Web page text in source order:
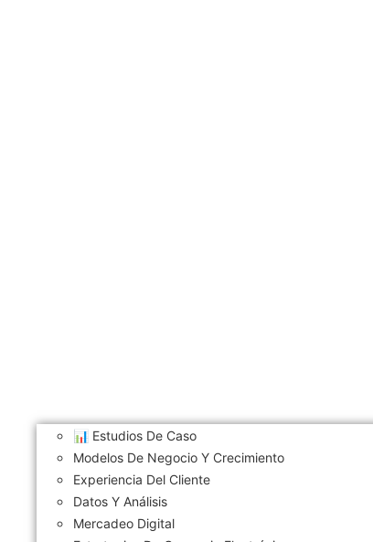
📊 Estudios De Caso
Modelos De Negocio Y Crecimiento
Experiencia Del Cliente
Datos Y Análisis
Mercadeo Digital